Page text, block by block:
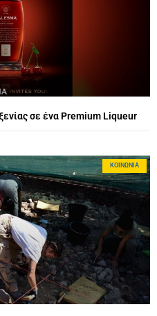
σε ένα Premium Liqueur
ΚΟΙΝΩΝΊΑ